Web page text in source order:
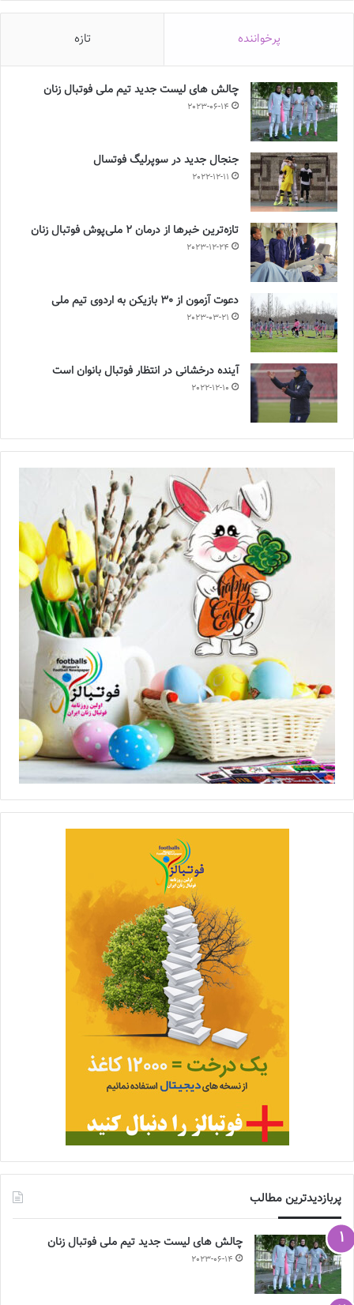
پرخواننده تازه
چالش هاى ليست جدید تيم ملى فوتبال زنان
2023-06-14
جنجال جدید در سوپرلیگ فوتسال
2022-12-11
تازه‌ترین خبرها از درمان ۲ ملی‌پوش فوتبال زنان
2023-12-24
دعوت آزمون از 30 بازیکن به اردوی تیم ملی
2023-03-21
آینده درخشانی در انتظار فوتبال بانوان است
2022-12-10
پربازدیدترین مطالب
چالش هاى ليست جدید تيم ملى فوتبال زنان
2023-06-14